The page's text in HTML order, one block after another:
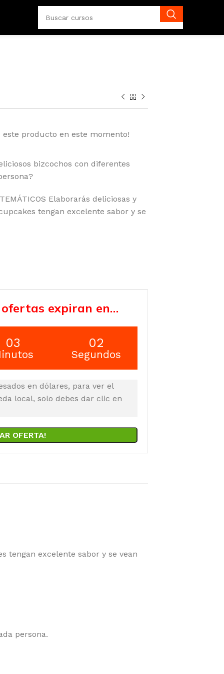
este producto en este momento!
bizcochos con diferentes
Elaborarás deliciosas y
tengan excelente sabor y se
expiran en…
03 01
Segundos
en dólares, para ver el
local, solo debes dar clic en
OFERTA!
tengan excelente sabor y se vean
persona.